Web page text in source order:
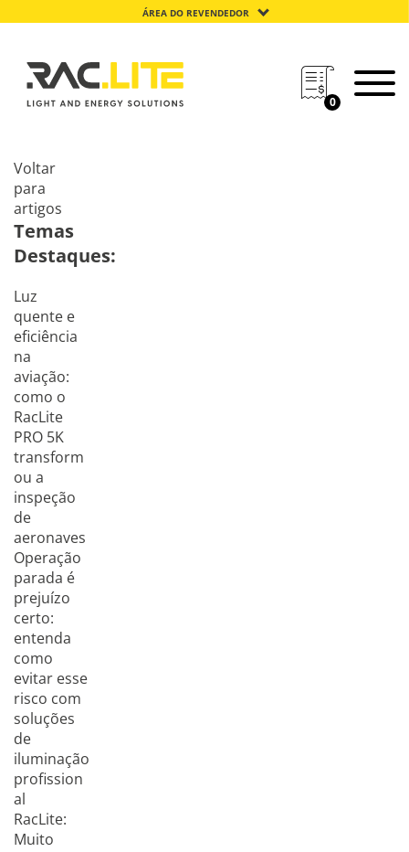
ÁREA DO REVENDEDOR
0
Voltar
para
artigos
Temas
Destaques:
Luz
quente e
eficiência
na
aviação:
como o
RacLite
PRO 5K
transform
ou a
inspeção
de
aeronaves
Operação
parada é
prejuízo
certo:
entenda
como
evitar esse
risco com
soluções
de
iluminação
profission
al
RacLite:
Muito